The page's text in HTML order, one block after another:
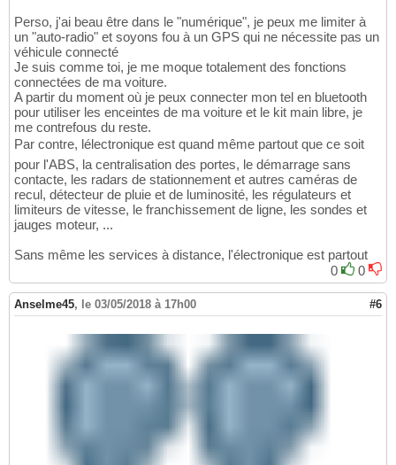
Perso, j'ai beau être dans le "numérique", je peux me limiter à
un "auto-radio" et soyons fou à un GPS qui ne nécessite pas un
véhicule connecté
Je suis comme toi, je me moque totalement des fonctions
connectées de ma voiture.
A partir du moment où je peux connecter mon tel en bluetooth
pour utiliser les enceintes de ma voiture et le kit main libre, je
me contrefous du reste.
Par contre, lélectronique est quand même partout que ce soit
pour l'ABS, la centralisation des portes, le démarrage sans
contacte, les radars de stationnement et autres caméras de
recul, détecteur de pluie et de luminosité, les régulateurs et
limiteurs de vitesse, le franchissement de ligne, les sondes et
jauges moteur, ...
Sans même les services à distance, l'électronique est partout
0
0
Anselme45, le 03/05/2018 à 17h00 #6